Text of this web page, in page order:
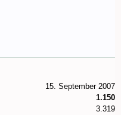
15. September 2007
1.150
3.319